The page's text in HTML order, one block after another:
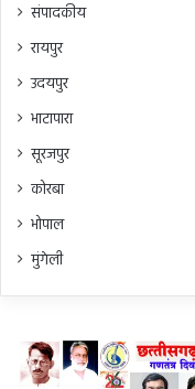
संपादकीय
रायपुर
उदयपुर
भाटापारा
सूरजपुर
कोरबा
भोपाल
मुंगेली